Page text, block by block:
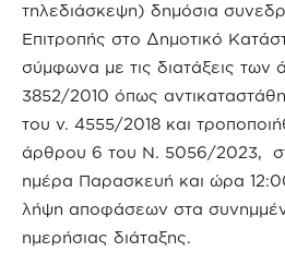
τηλεδιάσκεψη) δημόσια
Επιτροπής στο Δημοτικό
σύμφωνα με τις διατάξεις
3852/2010 όπως
του ν. 4555/2018 και
άρθρου 6 του Ν. 5056/2023,
ημέρα Παρασκευή και ώρα
λήψη αποφάσεων στα
ημερήσιας διάταξης.